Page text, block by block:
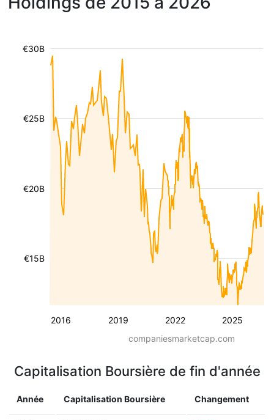
2016 2019 2022 2025
€15B
€20B
€25B
€30B
companiesmarketcap.com
Capitalisation Boursière de fin d'année
Année Capitalisation Boursière Changement